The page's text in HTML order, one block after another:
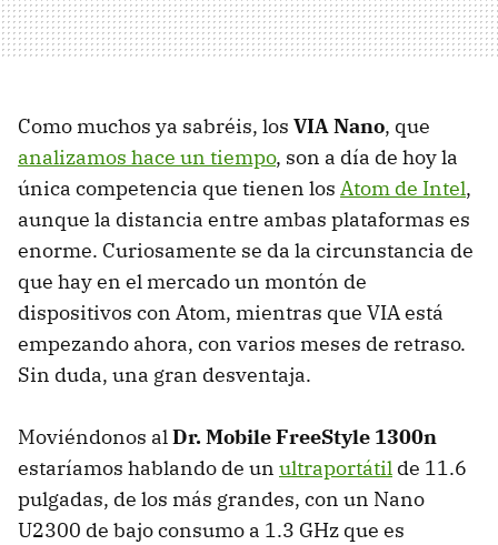
Como muchos ya sabréis, los VIA Nano, que
analizamos hace un tiempo, son a día de hoy la
única competencia que tienen los Atom de Intel,
aunque la distancia entre ambas plataformas es
enorme. Curiosamente se da la circunstancia de
que hay en el mercado un montón de
dispositivos con Atom, mientras que VIA está
empezando ahora, con varios meses de retraso.
Sin duda, una gran desventaja.
Moviéndonos alDr. Mobile FreeStyle 1300n
estaríamos hablando de un ultraportátil de 11.6
pulgadas, de los más grandes, con un Nano
U2300 de bajo consumo a 1.3 GHz que es